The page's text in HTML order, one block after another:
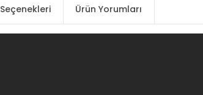
Ürün Yorumları